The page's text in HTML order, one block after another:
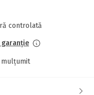
controlată
garanție
mulțumit